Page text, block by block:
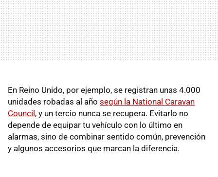
En Reino Unido, por ejemplo, se registran unas 4.000
unidades robadas al año según la National Caravan
Council , y un tercio nunca se recupera. Evitarlo no
depende de equipar tu vehículo con lo último en
alarmas, sino de combinar sentido común, prevención
y algunos accesorios que marcan la diferencia.